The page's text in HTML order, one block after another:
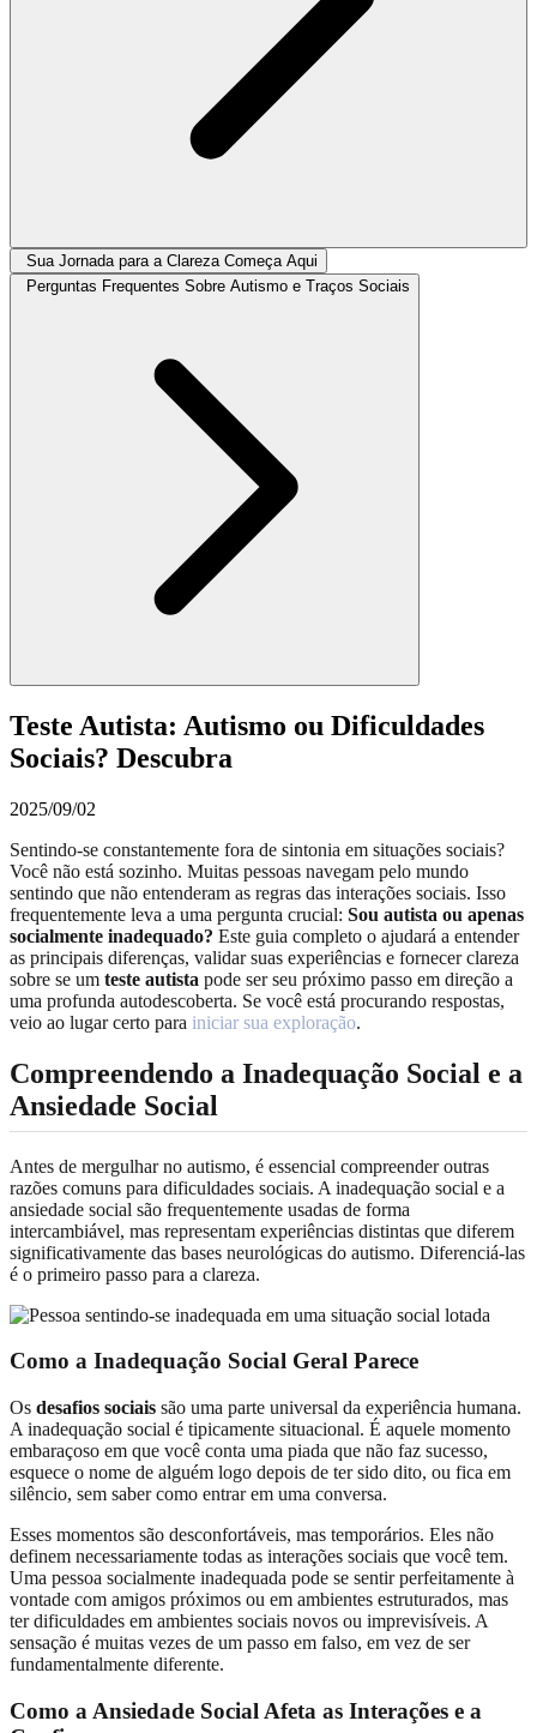
Sua Jornada para a Clareza Começa Aqui
Perguntas Frequentes Sobre Autismo e Traços Sociais
Teste Autista: Autismo ou Dificuldades
Sociais? Descubra
2025/09/02
Sentindo-se constantemente fora de sintonia em situações sociais?
Você não está sozinho. Muitas pessoas navegam pelo mundo
sentindo que não entenderam as regras das interações sociais. Isso
frequentemente leva a uma pergunta crucial: Sou autista ou apenas
socialmente inadequado? Este guia completo o ajudará a entender
as principais diferenças, validar suas experiências e fornecer clareza
sobre se um teste autista pode ser seu próximo passo em direção a
uma profunda autodescoberta. Se você está procurando respostas,
veio ao lugar certo para iniciar sua exploração.
Compreendendo a Inadequação Social e a
Ansiedade Social
Antes de mergulhar no autismo, é essencial compreender outras
razões comuns para dificuldades sociais. A inadequação social e a
ansiedade social são frequentemente usadas de forma
intercambiável, mas representam experiências distintas que diferem
significativamente das bases neurológicas do autismo. Diferenciá-las
é o primeiro passo para a clareza.
Como a Inadequação Social Geral Parece
Os desafios sociais são uma parte universal da experiência humana.
A inadequação social é tipicamente situacional. É aquele momento
embaraçoso em que você conta uma piada que não faz sucesso,
esquece o nome de alguém logo depois de ter sido dito, ou fica em
silêncio, sem saber como entrar em uma conversa.
Esses momentos são desconfortáveis, mas temporários. Eles não
definem necessariamente todas as interações sociais que você tem.
Uma pessoa socialmente inadequada pode se sentir perfeitamente à
vontade com amigos próximos ou em ambientes estruturados, mas
ter dificuldades em ambientes sociais novos ou imprevisíveis. A
sensação é muitas vezes de um passo em falso, em vez de ser
fundamentalmente diferente.
Como a Ansiedade Social Afeta as Interações e a